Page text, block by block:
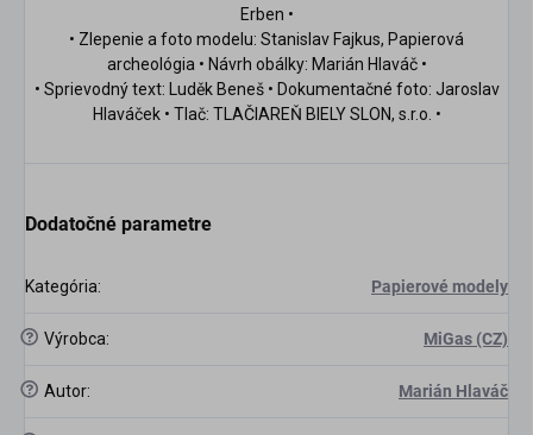
Erben •
• Zlepenie a foto modelu: Stanislav Fajkus, Papierová
archeológia • Návrh obálky: Marián Hlaváč •
• Sprievodný text: Luděk Beneš • Dokumentačné foto: Jaroslav
Hlaváček • Tlač: TLAČIAREŇ BIELY SLON, s.r.o. •
Dodatočné parametre
Kategória: Papierové modely
? Výrobca: MiGas (CZ)
? Autor: Marián Hlaváč